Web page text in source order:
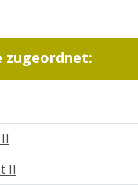
zugeordnet:
II